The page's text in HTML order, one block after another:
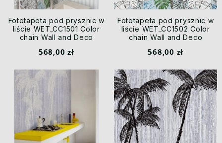
Fototapeta pod prysznic w
liście WET_CC1501 Color
chain Wall and Deco
568,00 zł
Fototapeta pod prysznic w
liście WET_CC1502 Color
chain Wall and Deco
568,00 zł